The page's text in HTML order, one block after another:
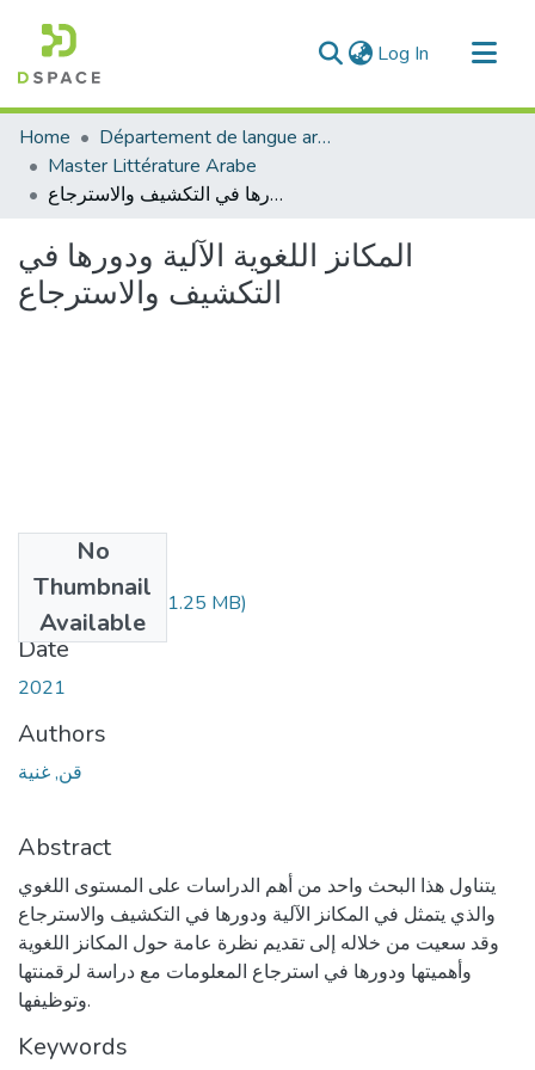
Log In (current)
Communities & Collections
All of DSpace
Statistics
Home
Département de langue arabe
Master Littérature Arabe
المكانز اللغوية الآلية ودورها في التكشيف والاسترجاع
المكانز اللغوية الآلية ودورها في
التكشيف والاسترجاع
No
Thumbnail
Available
Gone-Ghania.pdf (1.25 MB)
Date
2021
Authors
قن, غنية
Abstract
يتناول هذا البحث واحد من أهم الدراسات على المستوى اللغوي
والذي يتمثل في المكانز الآلية ودورها في التكشيف والاسترجاع
وقد سعيت من خلاله إلى تقديم نظرة عامة حول المكانز اللغوية
وأهميتها ودورها في استرجاع المعلومات مع دراسة لرقمنتها
وتوظيفها.
Keywords